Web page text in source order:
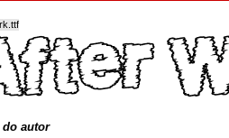
do autor